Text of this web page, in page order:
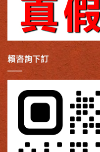
賴咨詢下訂